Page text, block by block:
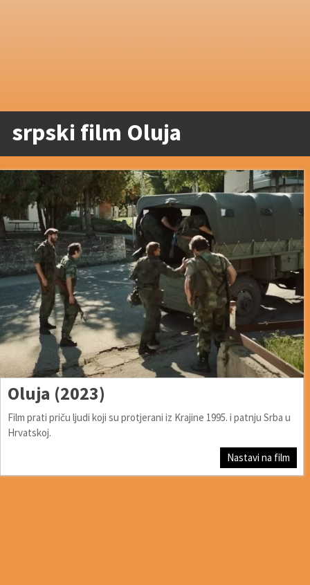
srpski film Oluja
Oluja (2023)
Film prati priču ljudi koji su protjerani iz Krajine 1995. i patnju Srba u
Hrvatskoj.
Nastavi na film